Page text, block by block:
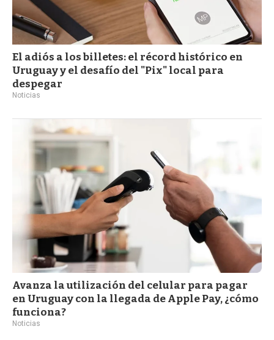
El adiós a los billetes: el récord histórico en
Uruguay y el desafío del "Pix" local para
despegar
Noticias
Avanza la utilización del celular para pagar
en Uruguay con la llegada de Apple Pay, ¿cómo
funciona?
Noticias